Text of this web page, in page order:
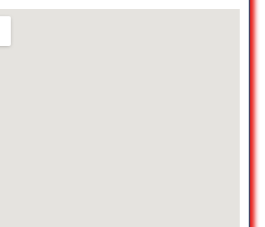
et elles sont très
!